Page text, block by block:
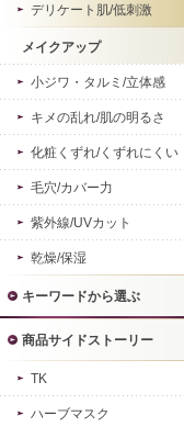
デリケート肌/低刺激
メイクアップ
小ジワ・タルミ/立体感
キメの乱れ/肌の明るさ
化粧くずれ/くずれにくい
毛穴/カバー力
紫外線/UVカット
乾燥/保湿
キーワードから選ぶ
商品サイドストーリー
TK
ハーブマスク